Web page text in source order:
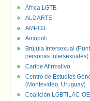
África LGTB
ALDARTE
AMPGIL
Arcopoli
Brújula Intersexual
personas intersexuales)
Caribe Afirmativo
Centro de Estudios
(Montevideo, Uruguay)
Coalición LGBTILAC-